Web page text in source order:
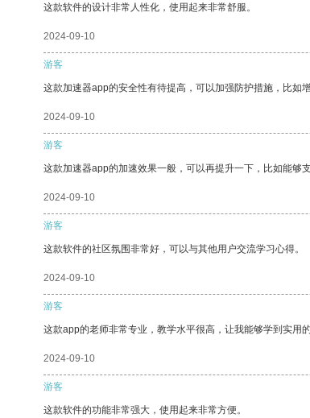
这款软件的设计非常人性化，使用起来非常舒服。
2024-09-10
游客
这款加速器app的安全性有待提高，可以加强防护措施，比如增
2024-09-10
游客
这款加速器app的加速效果一般，可以再提升一下，比如能够
2024-09-10
游客
这款软件的社区氛围非常好，可以与其他用户交流学习心得。
2024-09-10
游客
这款app的老师非常专业，教学水平很高，让我能够学到实用的
2024-09-10
游客
这款软件的功能非常强大，使用起来非常方便。